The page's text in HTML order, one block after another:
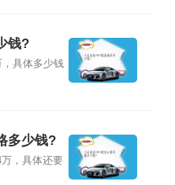
钱?
，具体多少钱
多少钱?
，具体还要